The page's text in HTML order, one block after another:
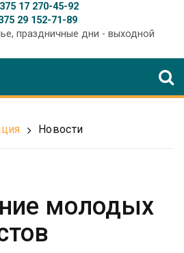
17 270-45-92
29 152-71-89
праздничные дни - выходной
Новости
молодых